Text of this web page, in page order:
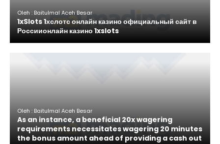
Oleh : Baitulmal Aceh Besar
1xSlots 1хслотс онлайн казино официальный сайт в
Россиионлайн казино 1xslots
Oleh : Baitulmal Aceh Besar
As an instance, a beneficial 20x wagering
requirements necessitates wagering 20 minutes
the bonus amount ahead of providing a cash out